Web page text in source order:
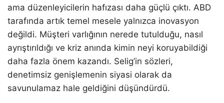
ama düzenleyicilerin hafızası daha güçlü çıktı. ABD
tarafında artık temel mesele yalnızca inovasyon
değildi. Müşteri varlığının nerede tutulduğu, nasıl
ayrıştırıldığı ve kriz anında kimin neyi koruyabildiği
daha fazla önem kazandı. Selig’in sözleri,
denetimsiz genişlemenin siyasi olarak da
savunulamaz hale geldiğini düşündürdü.